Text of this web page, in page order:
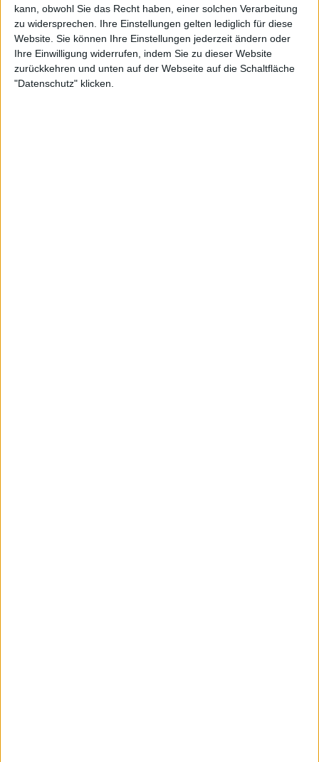
kann, obwohl Sie das Recht haben, einer solchen Verarbeitung
zu widersprechen. Ihre Einstellungen gelten lediglich für diese
Website. Sie können Ihre Einstellungen jederzeit ändern oder
Ihre Einwilligung widerrufen, indem Sie zu dieser Website
zurückkehren und unten auf der Webseite auf die Schaltfläche
"Datenschutz" klicken.
LUNA-Fan oder Synthwave-Maniac: Unbedingt „Final
Light“ anhören – ohne Scheuklappen.